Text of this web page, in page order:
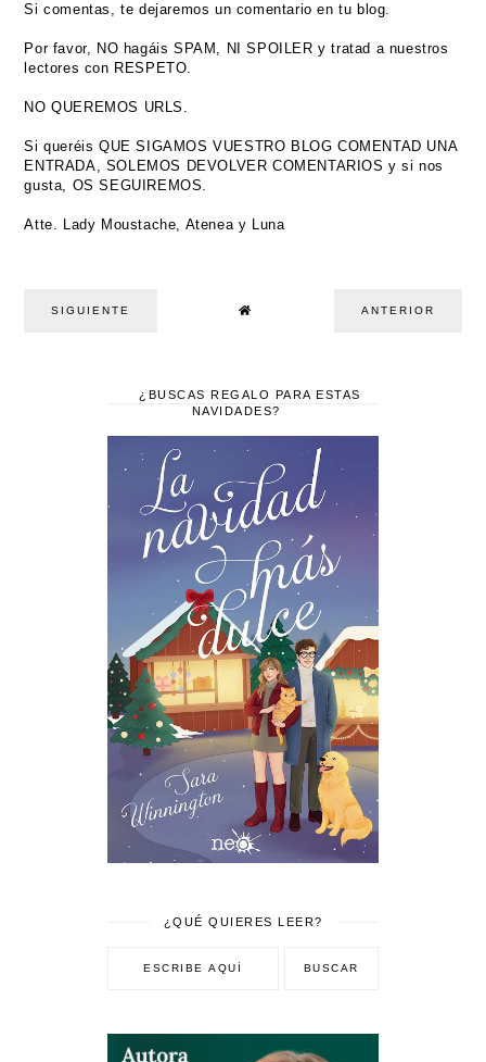
Si comentas, te dejaremos un comentario en tu blog.
Por favor, NO hagáis SPAM, NI SPOILER y tratad a nuestros
lectores con RESPETO.
NO QUEREMOS URLS.
Si queréis QUE SIGAMOS VUESTRO BLOG COMENTAD UNA
ENTRADA, SOLEMOS DEVOLVER COMENTARIOS y si nos
gusta, OS SEGUIREMOS.
Atte. Lady Moustache, Atenea y Luna
SIGUIENTE ANTERIOR
¿BUSCAS REGALO PARA ESTAS
NAVIDADES?
¿QUÉ QUIERES LEER?